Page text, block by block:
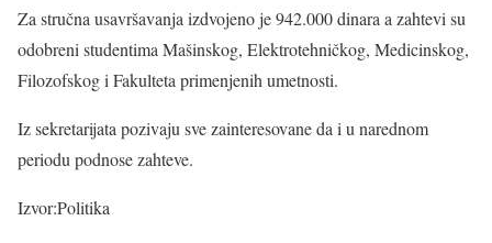
Za stručna usavršavanja izdvojeno je 942.000 dinara a zahtevi su
odobreni studentima Mašinskog, Elektrotehničkog, Medicinskog,
Filozofskog i Fakulteta primenjenih umetnosti.
Iz sekretarijata pozivaju sve zainteresovane da i u narednom
periodu podnose zahteve.
Izvor:Politika